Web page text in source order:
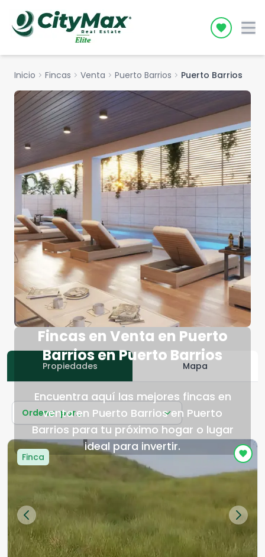
Icon
Inicio chevron_right Fincas chevron_right Venta chevron_right Puerto Barrios chevron_right Puerto Barrios
Fincas en Venta en Puerto
Barrios en Puerto Barrios
Encuentra aquí las mejores fincas en
venta en Puerto Barrios en Puerto
Barrios para tu próximo hogar o lugar
ideal para invertir.
Propiedades Mapa
Ordenar por...
Finca